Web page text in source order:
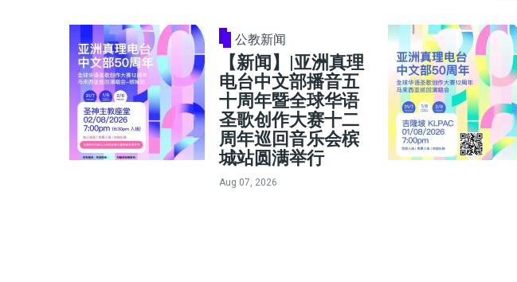
公教新闻
【新闻】|亚洲真理
电台中文部播音五
十周年暨全球华语
圣歌创作大赛十二
周年巡回音乐会槟
城站圆满举行
Aug 07, 2026